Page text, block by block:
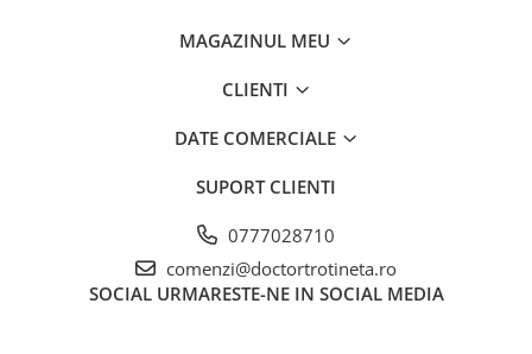
MAGAZINUL MEU
CLIENTI
DATE COMERCIALE
SUPORT CLIENTI
0777028710
comenzi@doctortrotineta.ro
SOCIAL URMARESTE-NE IN SOCIAL MEDIA